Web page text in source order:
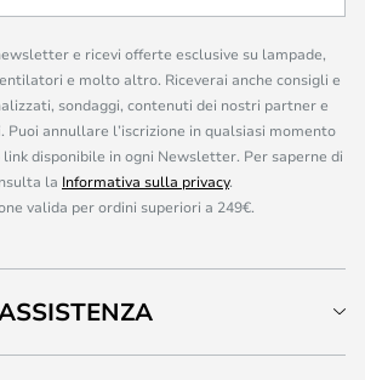
e ricevi offerte esclusive su lampade,
e molto altro. Riceverai anche consigli e
sondaggi, contenuti dei nostri partner e
Puoi annullare l’iscrizione in qualsiasi momento
disponibile in ogni Newsletter. Per saperne di
la Informativa sulla privacy.
valida per ordini superiori a 249€.